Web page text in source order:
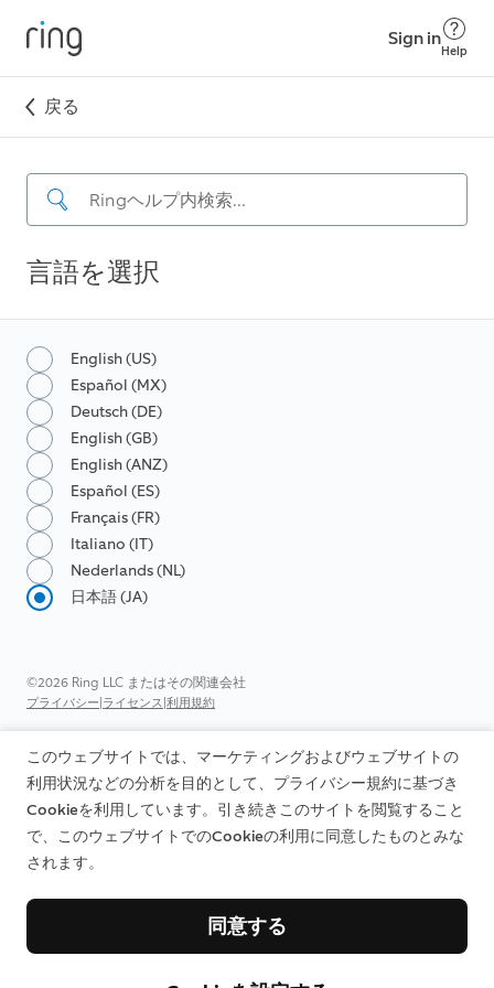
Sign in
Help
戻る
言語を選択
English (US)
Español (MX)
Deutsch (DE)
English (GB)
English (ANZ)
Español (ES)
Français (FR)
Italiano (IT)
Nederlands (NL)
日本語 (JA)
©2026 Ring LLC またはその関連会社
プライバシー|ライセンス|利用規約
このウェブサイトでは、マーケティングおよびウェブサイトの
利用状況などの分析を目的として、プライバシー規約に基づき
Cookieを利用しています。引き続きこのサイトを閲覧すること
で、このウェブサイトでのCookieの利用に同意したものとみな
されます。
同意する